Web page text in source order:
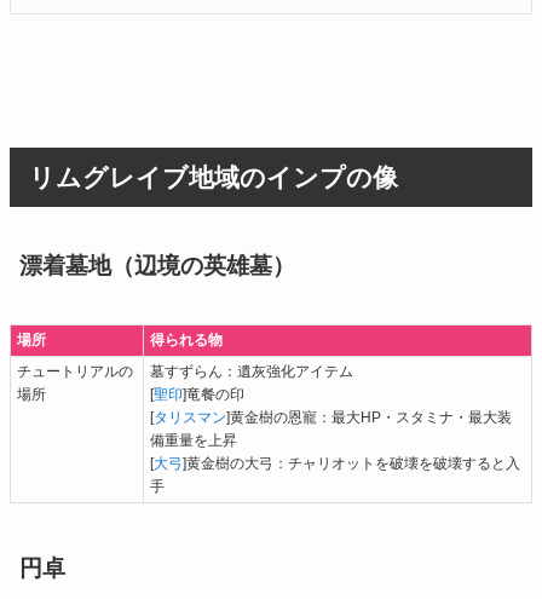
リムグレイブ地域のインプの像
漂着墓地（辺境の英雄墓）
場所
得られる物
チュートリアルの
場所
墓すずらん：遺灰強化アイテム
[聖印]竜餐の印
[タリスマン]黄金樹の恩寵：最大HP・スタミナ・最大装
備重量を上昇
[大弓]黄金樹の大弓：チャリオットを破壊を破壊すると入
手
円卓